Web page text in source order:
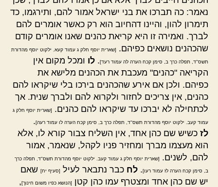
נאמר: כה תברכו את בני ישראל אמור להם, ותירגמו, כד
תימרון להון, והיינו דהחיוב הוא רק כאשר אומרים להם
לברך. ואמירה זו היא קריאת כהנים שאנו אומרים קודם
שהכהנים נושאים כפיהם.
[שארית יוסף חלק ג עמוד קעא. ילקוט יוסף מהדורת
תשס"ד, תפלה כרך ב, סימן קכח הערה לה עמוד רעד]. לו ומכל מקום אין
הקריאה "כהנים" מעכבת את הכהנים מלישא את
כפיהם. ולכן אם אירע שהכהנים בירכו בלי שיקראו להם
כהנים, אין צריכים לחזור ולקרוא להם ולברך שנית. אך
לכתחילה לא יברכו עד שיקראו להם כהנים.
[שארית יוסף חלק ג
עמוד קעב. ילקוט יוסף מהדורת תשס"ד, תפלה כרך ב, סימן קכח הערה לו עמוד רעה].
לז כשיש שם כהן אחד, אין השליח צבור קורא לו, אלא
הוא מעצמו מברך ומחזיר פניו לקהל, שנאמר, אמור
להם, לשנים.
[שארית יוסף חלק ג עמוד קעב. ילקוט יוסף מהדורת תשס"ד, תפלה כרך
ב, סימן קכח הערה לז עמוד רעו]. לח כבר נתבאר לעיל [סעיף יח] שאם
יש שם כהן אחד ומצטרף עמו כהן קטן
[הנושא כפיו משום חינוך],